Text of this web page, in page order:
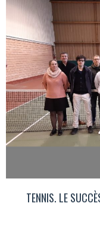
TENNIS. LE